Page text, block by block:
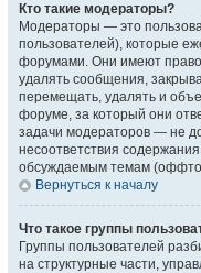
Кто такие модераторы?
Модераторы — это
пользователей), которые
форумами. Они имеют право
удалять сообщения,
перемещать, удалять и
форуме, за который они
задачи модераторов — не
несоответствия
обсуждаемым темам
Вернуться к началу
Что такое группы
Группы пользователей
на структурные части,